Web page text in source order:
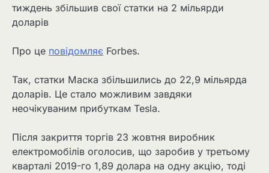
тиждень збільшив свої статки на 2 мільярди
доларів
Про це повідомляє Forbes.
Так, статки Маска збільшились до 22,9 мільярда
доларів. Це стало можливим завдяки
неочікуваним прибуткам Tesla.
Після закриття торгів 23 жовтня виробник
електромобілів оголосив, що заробив у третьому
кварталі 2019-го 1,89 долара на одну акцію, тоді